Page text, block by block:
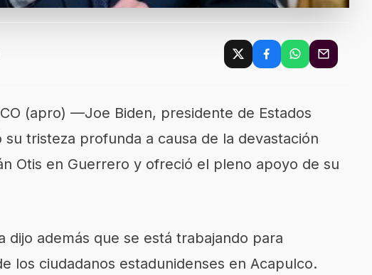
(apro) —Joe Biden, presidente de Estados
su tristeza profunda a causa de la devastación
Otis en Guerrero y ofreció el pleno apoyo de su
dijo además que se está trabajando para
los ciudadanos estadunidenses en Acapulco.